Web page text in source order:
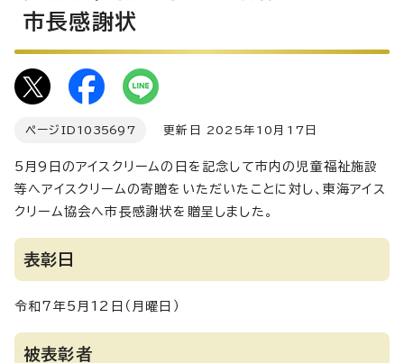
市長感謝状
ページID 1035697 更新日 2025年10月17日
5月9日のアイスクリームの日を記念して市内の児童福祉施設
等へアイスクリームの寄贈をいただいたことに対し、東海アイス
クリーム協会へ市長感謝状を贈呈しました。
表彰日
令和7年5月12日（月曜日）
被表彰者